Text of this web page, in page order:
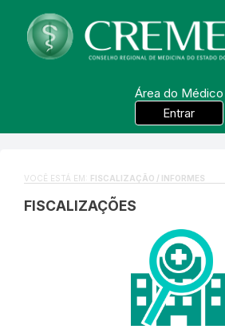
Área do Médico
Entrar
VOCÊ ESTÁ EM: FISCALIZAÇÃO / INFORMES
FISCALIZAÇÕES